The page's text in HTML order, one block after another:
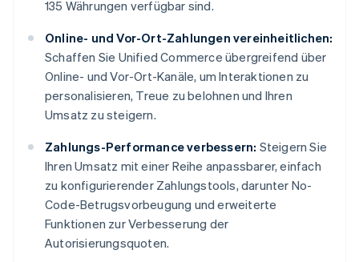
135 Währungen verfügbar sind.
Online- und Vor-Ort-Zahlungen vereinheitlichen:
Schaffen Sie Unified Commerce übergreifend über
Online- und Vor-Ort-Kanäle, um Interaktionen zu
personalisieren, Treue zu belohnen und Ihren
Umsatz zu steigern.
Zahlungs-Performance verbessern: Steigern Sie
Ihren Umsatz mit einer Reihe anpassbarer, einfach
zu konfigurierender Zahlungstools, darunter No-
Code-Betrugsvorbeugung und erweiterte
Funktionen zur Verbesserung der
Autorisierungsquoten.